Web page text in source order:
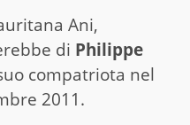
Ani,
di Philippe
compatriota nel
2011.